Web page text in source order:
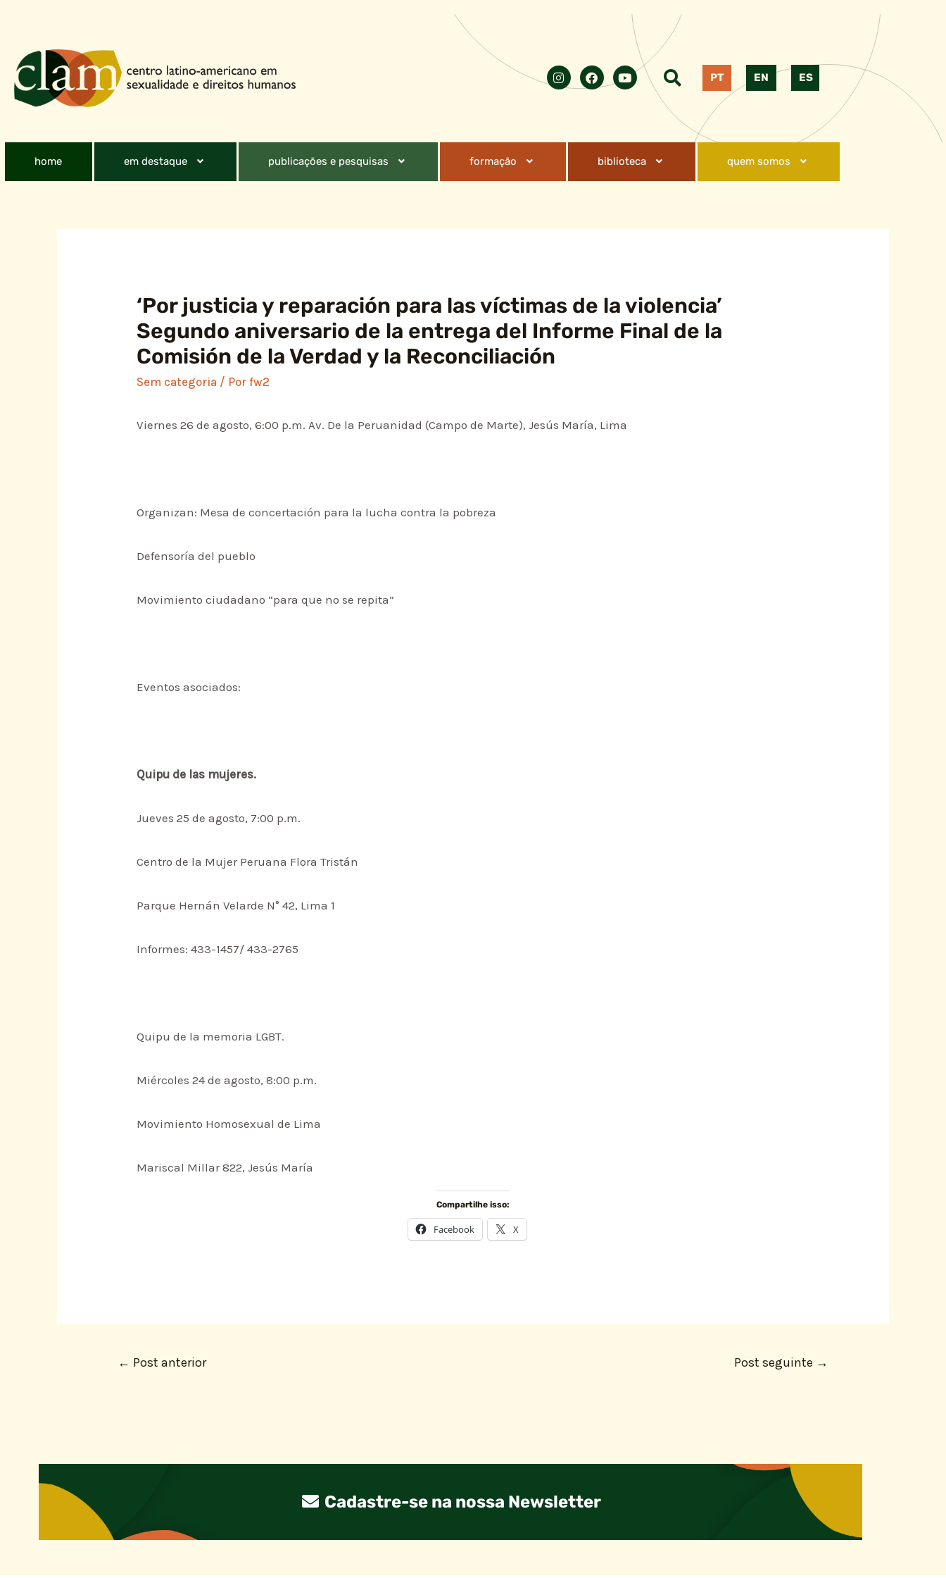
PT EN ES
home em destaque publicações e pesquisas formação biblioteca quem somos
‘Por justicia y reparación para las víctimas de la violencia’
Segundo aniversario de la entrega del Informe Final de la
Comisión de la Verdad y la Reconciliación
Sem categoria / Porfw2
Viernes 26 de agosto, 6:00 p.m. Av. De la Peruanidad (Campo de Marte), Jesús María, Lima
Organizan: Mesa de concertación para la lucha contra la pobreza
Defensoría del pueblo
Movimiento ciudadano “para que no se repita”
Eventos asociados:
Quipu de las mujeres.
Jueves 25 de agosto, 7:00 p.m.
Centro de la Mujer Peruana Flora Tristán
Parque Hernán Velarde N° 42, Lima 1
Informes: 433-1457/ 433-2765
Quipu de la memoria LGBT.
Miércoles 24 de agosto, 8:00 p.m.
Movimiento Homosexual de Lima
Mariscal Millar 822, Jesús María
Compartilhe isso:
Facebook X
← Post anterior Post seguinte →
Cadastre-se na nossa Newsletter